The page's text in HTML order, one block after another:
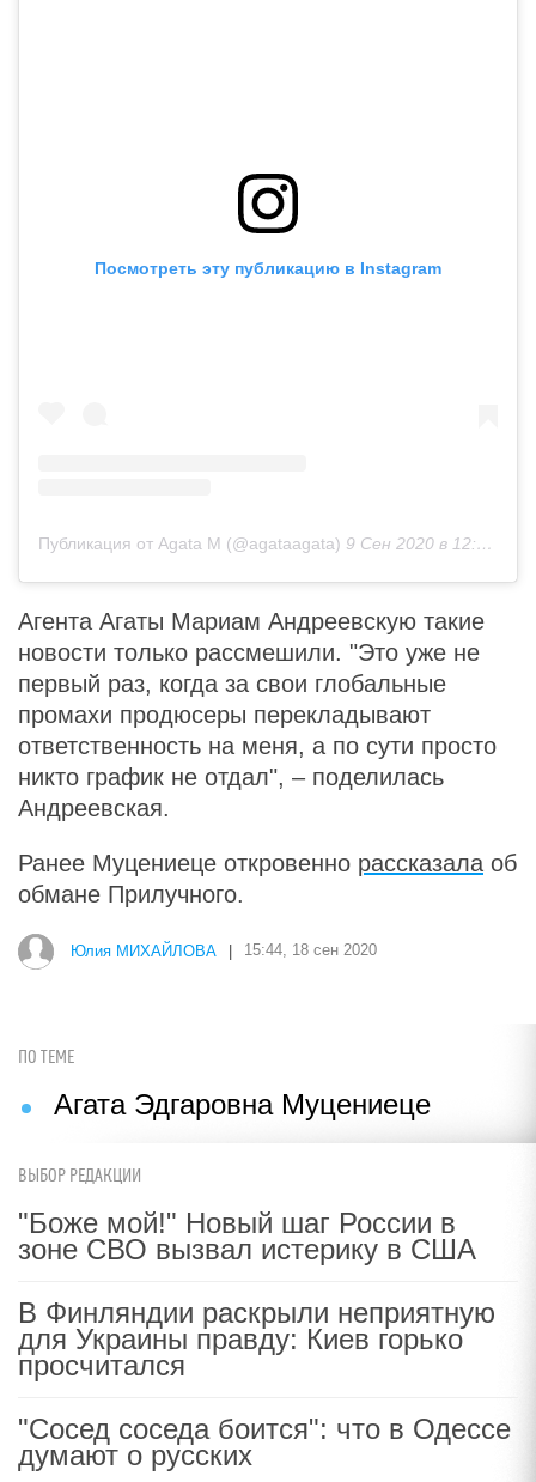
Посмотреть эту публикацию в Instagram
Публикация от Agata M (@agataagata) 9 Сен 2020 в 12:25 PDT
Агента Агаты Мариам Андреевскую такие
новости только рассмешили. "Это уже не
первый раз, когда за свои глобальные
промахи продюсеры перекладывают
ответственность на меня, а по сути просто
никто график не отдал", – поделилась
Андреевская.
Ранее Муцениеце откровенно рассказала об
обмане Прилучного.
Юлия МИХАЙЛОВА 15:44, 18 сен 2020
ПО ТЕМЕ
Агата Эдгаровна Муцениеце
ВЫБОР РЕДАКЦИИ
"Боже мой!" Новый шаг России в
зоне СВО вызвал истерику в США
В Финляндии раскрыли неприятную
для Украины правду: Киев горько
просчитался
"Сосед соседа боится": что в Одессе
думают о русских